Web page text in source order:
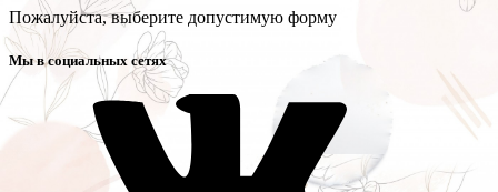
Пожалуйста, выберите допустимую форму
Мы в социальных сетях